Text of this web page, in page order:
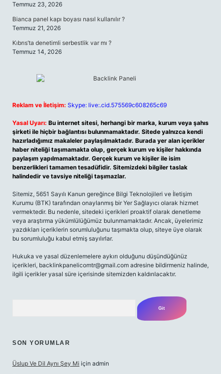
Temmuz 23, 2026
Bianca panel kapı boyası nasıl kullanılır ?
Temmuz 21, 2026
Kıbrıs’ta denetimli serbestlik var mı ?
Temmuz 14, 2026
Reklam ve İletişim: Skype: live:.cid.575569c608265c69
Yasal Uyarı: Bu internet sitesi, herhangi bir marka, kurum veya şahıs
şirketi ile hiçbir bağlantısı bulunmamaktadır. Sitede yalnızca kendi
hazırladığımız makaleler paylaşılmaktadır. Burada yer alan içerikler
haber niteliği taşımamakta olup, gerçek kurum ve kişiler hakkında
paylaşım yapılmamaktadır. Gerçek kurum ve kişiler ile isim
benzerlikleri tamamen tesadüfidir. Sitemizdeki bilgiler taslak
halindedir ve tavsiye niteliği taşımazlar.
Sitemiz, 5651 Sayılı Kanun gereğince Bilgi Teknolojileri ve İletişim
Kurumu (BTK) tarafından onaylanmış bir Yer Sağlayıcı olarak hizmet
vermektedir. Bu nedenle, sitedeki içerikleri proaktif olarak denetleme
veya araştırma yükümlülüğümüz bulunmamaktadır. Ancak, üyelerimiz
yazdıkları içeriklerin sorumluluğunu taşımakta olup, siteye üye olarak
bu sorumluluğu kabul etmiş sayılırlar.
Hukuka ve yasal düzenlemelere aykırı olduğunu düşündüğünüz
içerikleri, backlinkpanelicomtr@gmail.com adresine bildirmeniz halinde,
ilgili içerikler yasal süre içerisinde sitemizden kaldırılacaktır.
SON YORUMLAR
Üslup Ve Dil Aynı Şey Mi için admin